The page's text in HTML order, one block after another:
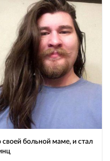
своей больной маме, и стал